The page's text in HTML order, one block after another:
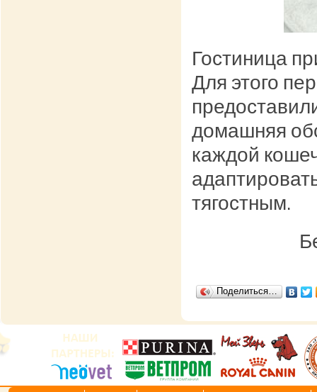
Гостиница
Для этого
домашняя
каждой
тягостным.
Поделиться…